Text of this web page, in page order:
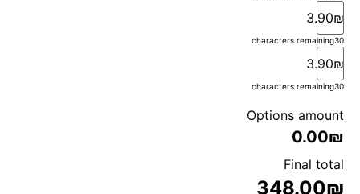
3.90₪
30
characters remaining
3.90₪
30
characters remaining
Options amount
0.00₪
Final total
348.00₪